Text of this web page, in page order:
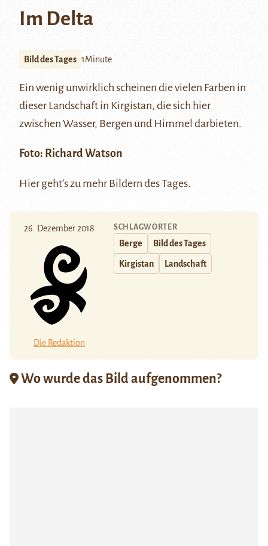
Im Delta
Bild des Tages 1Minute
Ein wenig unwirklich scheinen die vielen Farben in
dieser Landschaft in Kirgistan, die sich hier
zwischen Wasser, Bergen und Himmel darbieten.
Foto: Richard Watson
Hiergeht’s zu mehr Bildern des Tages.
26. Dezember 2018
Die Redaktion
SCHLAGWÖRTER
Berge Bild des Tages
Kirgistan Landschaft
Wo wurde das Bild aufgenommen?